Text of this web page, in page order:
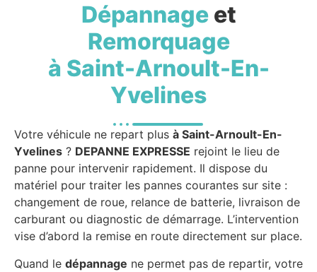
Dépannageet
Remorquage
à Saint-Arnoult-En-
Yvelines
Votre véhicule ne repart plus à Saint-Arnoult-En-
Yvelines ? DEPANNE EXPRESSE rejoint le lieu de
panne pour intervenir rapidement. Il dispose du
matériel pour traiter les pannes courantes sur site :
changement de roue, relance de batterie, livraison de
carburant ou diagnostic de démarrage. L’intervention
vise d’abord la remise en route directement sur place.
Quand le dépannage ne permet pas de repartir, votre